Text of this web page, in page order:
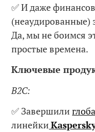
✅ И даже
(неаудированные)
Да, мы не боимся
простые времена.
Ключевые
B2C:
✅ Завершили
линейки